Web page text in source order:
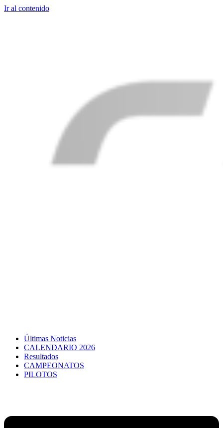
Ir al contenido
Últimas Noticias
CALENDARIO 2026
Resultados
CAMPEONATOS
PILOTOS